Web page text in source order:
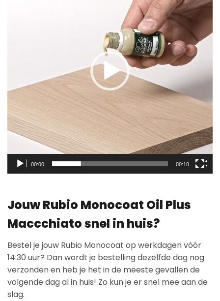
00:00 00:10
Jouw Rubio Monocoat Oil Plus
Maccchiato snel in huis?
Bestel je jouw Rubio Monocoat op werkdagen vóór
14:30 uur? Dan wordt je bestelling dezelfde dag nog
verzonden en heb je het in de meeste gevallen de
volgende dag al in huis! Zo kun je er snel mee aan de
slag.